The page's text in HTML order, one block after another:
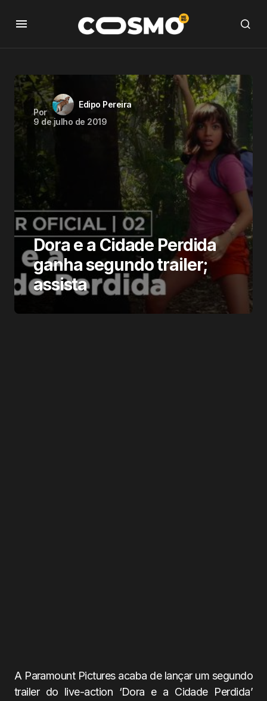
Por
Edipo Pereira
9 de julho de 2019
Dora e a Cidade Perdida
ganha segundo trailer;
assista
A Paramount Pictures acaba de lançar um segundo
trailer do live-action ‘Dora e a Cidade Perdida’